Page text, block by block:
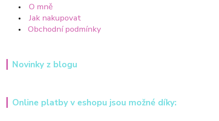
O mně
Jak nakupovat
Obchodní podmínky
Novinky z blogu
Online platby v eshopu jsou možné díky: